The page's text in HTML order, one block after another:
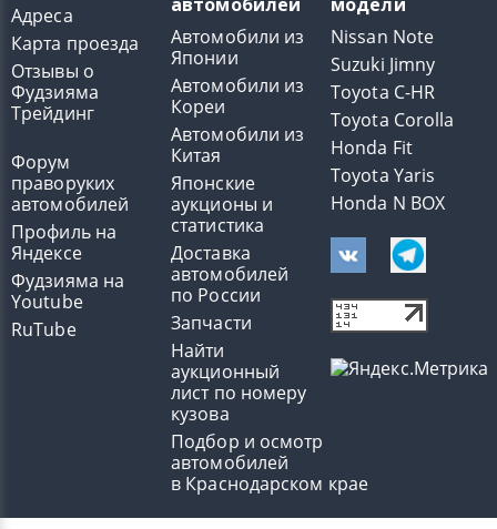
Адреса
Карта проезда
Отзывы о
Фудзияма
Трейдинг
Форум
праворуких
автомобилей
Профиль на
Яндексе
Фудзияма на
Youtube
RuTube
Автомобили из
Японии
Автомобили из
Кореи
Автомобили из
Китая
Японские
аукционы и
статистика
Доставка
автомобилей
по России
Запчасти
Найти
аукционный
лист по номеру
кузова
Подбор и осмотр
автомобилей
в Краснодарском крае
Nissan Note
Suzuki Jimny
Toyota C-HR
Toyota Corolla
Honda Fit
Toyota Yaris
Honda N BOX